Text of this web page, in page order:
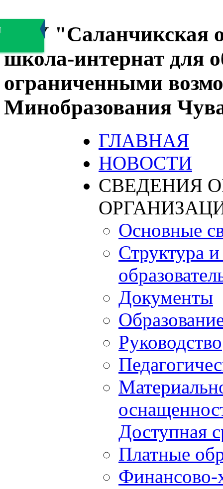
БОУ "Саланчикская
школа-интернат для
ограниченными
Минобразования
ГЛАВНАЯ
НОВОСТИ
СВЕДЕНИЯ
Основные
Структура
Документы
Руководство
Доступная
Платные
Финансово-